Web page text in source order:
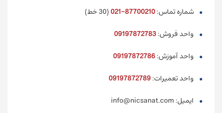
شماره تماس:87700210-021
(30 خط)
واحد فروش:09197872783
واحد آموزش:09197872786
واحد تعمیرات:09197872789
ایمیل: info@nicsanat.com